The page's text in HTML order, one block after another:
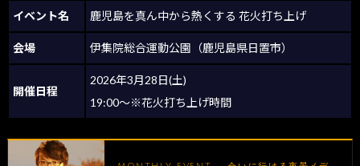
イベント名 鹿児島を真ん中から熱くする 花火打ち上げ
会場 伊集院総合運動公園（鹿児島県日置市）
開催日程
2026年3月28日(土)
19:00〜※花火打ち上げ時間